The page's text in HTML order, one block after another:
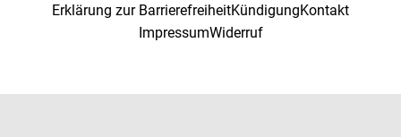
Erklärung zur BarrierefreiheitKündigungKontakt
ImpressumWiderruf